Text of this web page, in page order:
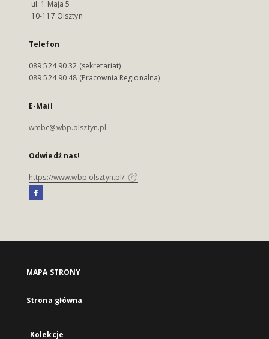
ul. 1 Maja 5
10-117 Olsztyn
Telefon
089 524 90 32 (sekretariat)
089 524 90 48 (Pracownia Regionalna)
E-Mail
wmbc@wbp.olsztyn.pl
Odwiedź nas!
https://www.wbp.olsztyn.pl/
MAPA STRONY
Strona główna
Kolekcje